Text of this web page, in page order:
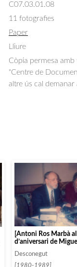
C07.03.01.08
11 fotografies
Paper
Lliure
Còpia permesa
"Centre de
altre ús cal demanar
[Antoni Ros Marbà
d’aniversari de
Desconegut
[1980-1989]